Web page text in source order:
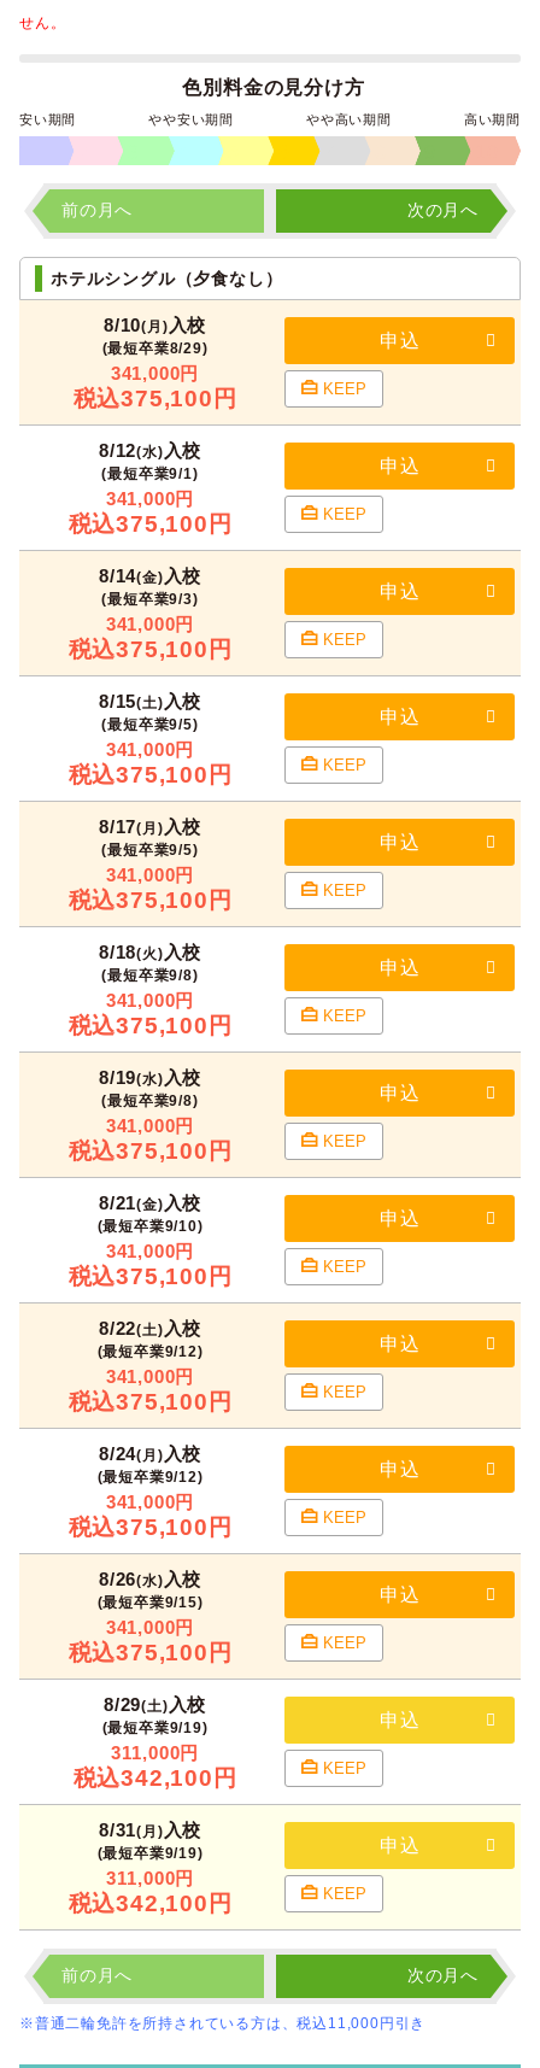
せん。
色別料金の見分け方
安い期間 やや安い期間 やや高い期間 高い期間
前の月へ 次の月へ
ホテルシングル（夕食なし）
8/10(月) 入校
(最短卒業8/29)
341,000円
税込375,100円
申込
KEEP
8/12(水) 入校
(最短卒業9/1)
341,000円
税込375,100円
申込
KEEP
8/14(金) 入校
(最短卒業9/3)
341,000円
税込375,100円
申込
KEEP
8/15(土) 入校
(最短卒業9/5)
341,000円
税込375,100円
申込
KEEP
8/17(月) 入校
(最短卒業9/5)
341,000円
税込375,100円
申込
KEEP
8/18(火) 入校
(最短卒業9/8)
341,000円
税込375,100円
申込
KEEP
8/19(水) 入校
(最短卒業9/8)
341,000円
税込375,100円
申込
KEEP
8/21(金) 入校
(最短卒業9/10)
341,000円
税込375,100円
申込
KEEP
8/22(土) 入校
(最短卒業9/12)
341,000円
税込375,100円
申込
KEEP
8/24(月) 入校
(最短卒業9/12)
341,000円
税込375,100円
申込
KEEP
8/26(水) 入校
(最短卒業9/15)
341,000円
税込375,100円
申込
KEEP
8/29(土) 入校
(最短卒業9/19)
311,000円
税込342,100円
申込
KEEP
8/31(月) 入校
(最短卒業9/19)
311,000円
税込342,100円
申込
KEEP
前の月へ 次の月へ
※普通二輪免許を所持されている方は、税込11,000円引き